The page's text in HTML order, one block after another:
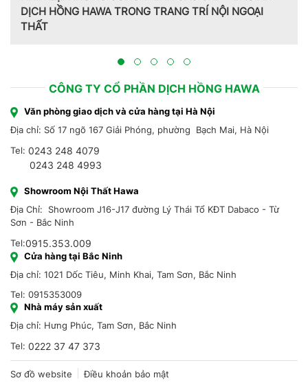
DỊCH HỒNG HAWA TRONG TRANG TRÍ NỘI NGOẠI
THẤT
CÔNG TY CỔ PHẦN DỊCH HỒNG HAWA
Văn phòng giao dịch và cửa hàng tại Hà Nội
Địa chỉ: Số 17 ngõ 167 Giải Phóng, phường Bạch Mai, Hà Nội
Tel: 0243 248 4079
0243 248 4993
Showroom Nội Thất Hawa
Địa Chỉ: Showroom J16-J17 đường Lý Thái Tổ KĐT Dabaco - Từ
Sơn - Bắc Ninh
Tel:0915.353.009
Cửa hàng tại Bắc Ninh
Địa chỉ: 1021 Dốc Tiêu, Minh Khai, Tam Sơn, Bắc Ninh
Tel: 0915353009
Nhà máy sản xuất
Địa chỉ: Hưng Phúc, Tam Sơn, Bắc Ninh
Tel: 0222 37 47 373
Sơ đồ website
Điều khoản bảo mật